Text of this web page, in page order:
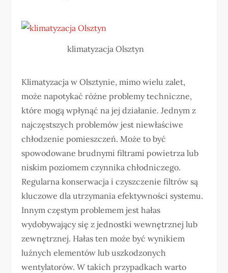
klimatyzacja Olsztyn
Klimatyzacja w Olsztynie, mimo wielu zalet,
może napotykać różne problemy techniczne,
które mogą wpłynąć na jej działanie. Jednym z
najczęstszych problemów jest niewłaściwe
chłodzenie pomieszczeń. Może to być
spowodowane brudnymi filtrami powietrza lub
niskim poziomem czynnika chłodniczego.
Regularna konserwacja i czyszczenie filtrów są
kluczowe dla utrzymania efektywności systemu.
Innym częstym problemem jest hałas
wydobywający się z jednostki wewnętrznej lub
zewnętrznej. Hałas ten może być wynikiem
luźnych elementów lub uszkodzonych
wentylatorów. W takich przypadkach warto